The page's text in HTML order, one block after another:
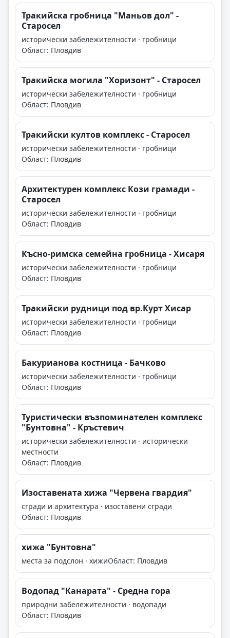
Тракийска гробница "Маньов дол" -
Старосел
исторически забележителности · гробници
Област: Пловдив
Тракийска могила "Хоризонт" - Старосел
исторически забележителности · гробници
Област: Пловдив
Тракийски култов комплекс - Старосел
исторически забележителности · гробници
Област: Пловдив
Архитектурен комплекс Кози грамади -
Старосел
исторически забележителности · гробници
Област: Пловдив
Късно-римска семейна гробница - Хисаря
исторически забележителности · гробници
Област: Пловдив
Тракийски рудници под вр.Курт Хисар
исторически забележителности · гробници
Област: Пловдив
Бакурианова костница - Бачково
исторически забележителности · гробници
Област: Пловдив
Туристически възпоминателен комплекс
"Бунтовна" - Кръстевич
исторически забележителности · исторически
местности
Област: Пловдив
Изоставената хижа "Червена гвардия"
сгради и архитектура · изоставени сгради
Област: Пловдив
хижа "Бунтовна"
места за подслон · хижиОбласт: Пловдив
Водопад "Канарата" - Средна гора
природни забележителности · водопади
Област: Пловдив